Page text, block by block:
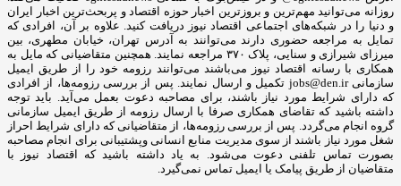
روزانه می‌توانید مهم‌ترین و بروزترین اخبار حوزه اقتصاد و پربحث‌ترین اخبار ایران
و دنیا را در شبکه‌های اجتماعی اقتصاد نیوز دریافت کنید. علاوه بر آن، افرادی که
تمایل به مراجعه حضوری دارند می‌توانند به آدرس تهران، خیابان مطهری، بین
میرزای شیرازی و سنایی، پلاک ۳۷۰ مراجعه نمایند. همچنین متقاضیانی که مایل به
همکاری با رسانه‌ اقتصاد نیوز می‌باشند می‌توانند رزومه خود را از طریق ایمیل
سازمانی jobs@den.ir تکمیل و ارسال نمایند. پس از بررسی رزومه‌ها، از افرادی
که دارای شرایط مورد نیاز باشند، برای مصاحبه دعوت بعمل می‌آید. باید توجه
داشته باشید که تقاضای همکاری صرفا با ارسال رزومه از طریق ایمیل سازمانی
گروه انجام می‌گردد. پس از بررسی رزومه‌ها، از متقاضیانی که دارای شرایط احراز
شغل مورد نیاز باشند از سوی مدیریت منابع انسانی وپشتیبانی برای انجام مصاحبه
بصورت تماس تلفنی دعوت می‌شود. به یاد داشته باشید که اقتصاد نیوز با
متقاضیان از طریق پیامک یا ایمیل تماس نمی‌گیرد.